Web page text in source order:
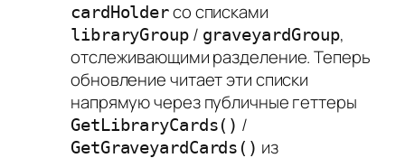
cardHolderсо списками
libraryGroup/ graveyardGroup,
отслеживающими разделение. Теперь
обновление читает эти списки
напрямую через публичные геттеры
GetLibraryCards() /
GetGraveyardCards() из